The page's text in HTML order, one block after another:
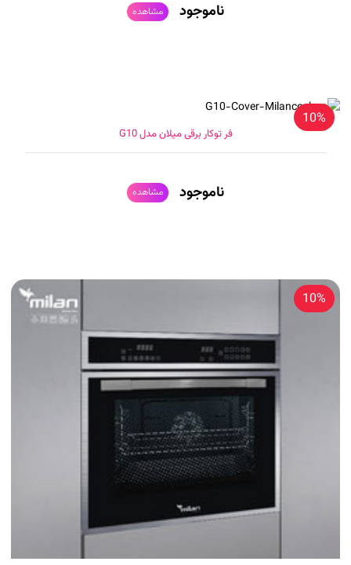
ناموجود مشاهده
10%
فر توکار برقی میلان مدل G10
ناموجود مشاهده
10%